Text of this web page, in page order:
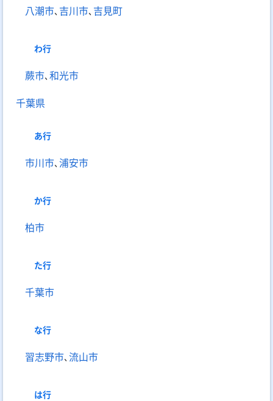
八潮市､ 吉川市､ 吉見町
わ行
蕨市､和光市
千葉県
あ行
市川市､浦安市
か行
柏市
た行
千葉市
な行
習志野市､流山市
は行